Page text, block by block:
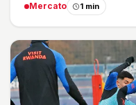
Mercato 1 min